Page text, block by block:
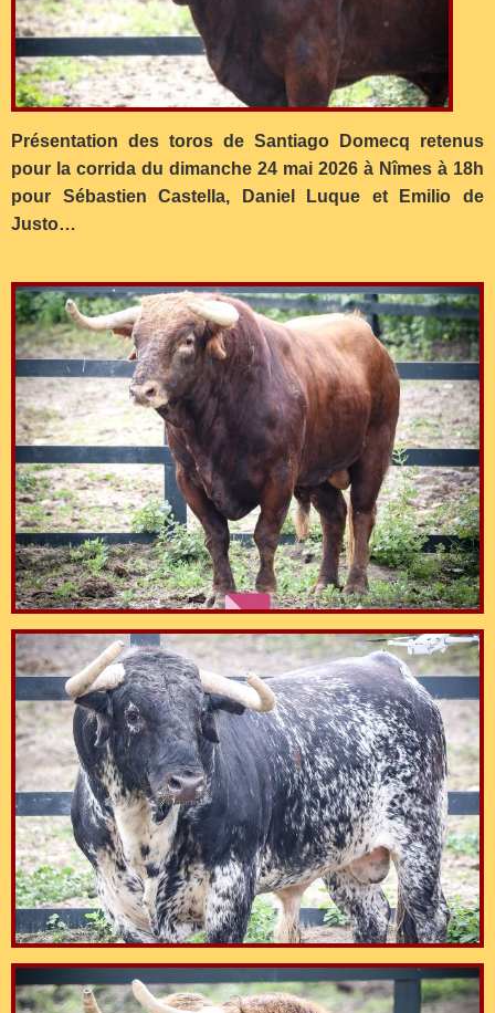
Présentation des toros de Santiago Domecq retenus
pour la corrida du dimanche 24 mai 2026 à Nîmes à 18h
pour Sébastien Castella, Daniel Luque et Emilio de
Justo…